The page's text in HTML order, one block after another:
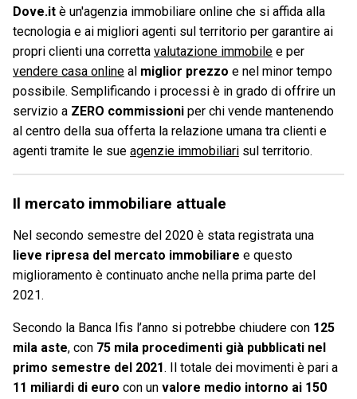
Dove.it è un'agenzia immobiliare online che si affida alla
tecnologia e ai migliori agenti sul territorio per garantire ai
propri clienti una corretta valutazione immobile e per
vendere casa online al miglior prezzo e nel minor tempo
possibile. Semplificando i processi è in grado di offrire un
servizio a ZERO commissioni per chi vende mantenendo
al centro della sua offerta la relazione umana tra clienti e
agenti tramite le sue agenzie immobiliari sul territorio.
Il mercato immobiliare attuale
Nel secondo semestre del 2020 è stata registrata una
lieve ripresa del mercato immobiliare e questo
miglioramento è continuato anche nella prima parte del
2021.
Secondo la Banca Ifis l’anno si potrebbe chiudere con 125
mila aste, con 75 mila procedimenti già pubblicati nel
primo semestre del 2021. Il totale dei movimenti è pari a
11 miliardi di euro con un valore medio intorno ai 150